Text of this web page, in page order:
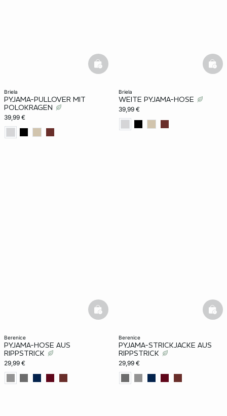
briela
PYJAMA-PULLOVER MIT
POLOKRAGEN
39,99 €
basketfull
briela
WEITE PYJAMA-HOSE
39,99 €
berenice
PYJAMA-HOSE AUS
RIPPSTRICK
29,99 €
basketfull
berenice
PYJAMA-STRICKJACKE AUS
RIPPSTRICK
29,99 €